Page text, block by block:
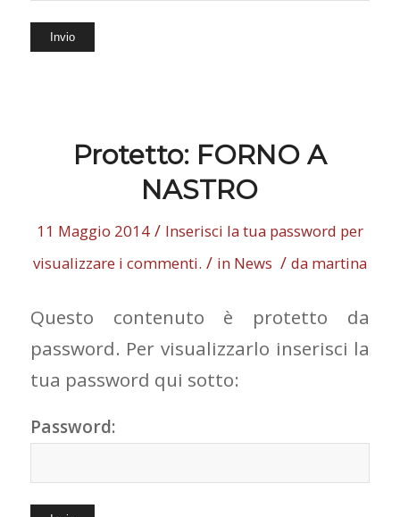
Protetto: FORNO A
NASTRO
11 Maggio 2014 / Inserisci la tua password per
visualizzare i commenti. / in News / da martina
Questo contenuto è protetto da
password. Per visualizzarlo inserisci la
tua password qui sotto:
Password: